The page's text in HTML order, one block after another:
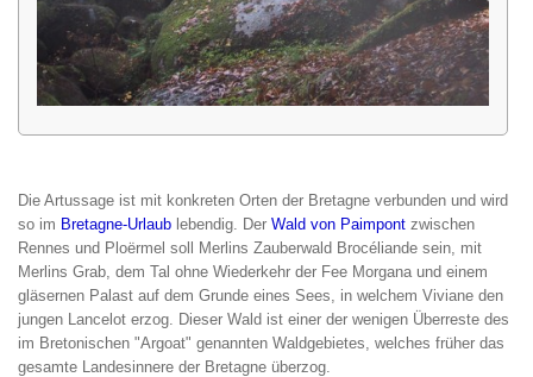
Die Artussage ist mit konkreten Orten der Bretagne verbunden und wird
so im Bretagne-Urlaub lebendig. Der Wald von Paimpont zwischen
Rennes und Ploërmel soll Merlins Zauberwald Brocéliande sein, mit
Merlins Grab, dem Tal ohne Wiederkehr der Fee Morgana und einem
gläsernen Palast auf dem Grunde eines Sees, in welchem Viviane den
jungen Lancelot erzog. Dieser Wald ist einer der wenigen Überreste des
im Bretonischen "Argoat" genannten Waldgebietes, welches früher das
gesamte Landesinnere der Bretagne überzog.